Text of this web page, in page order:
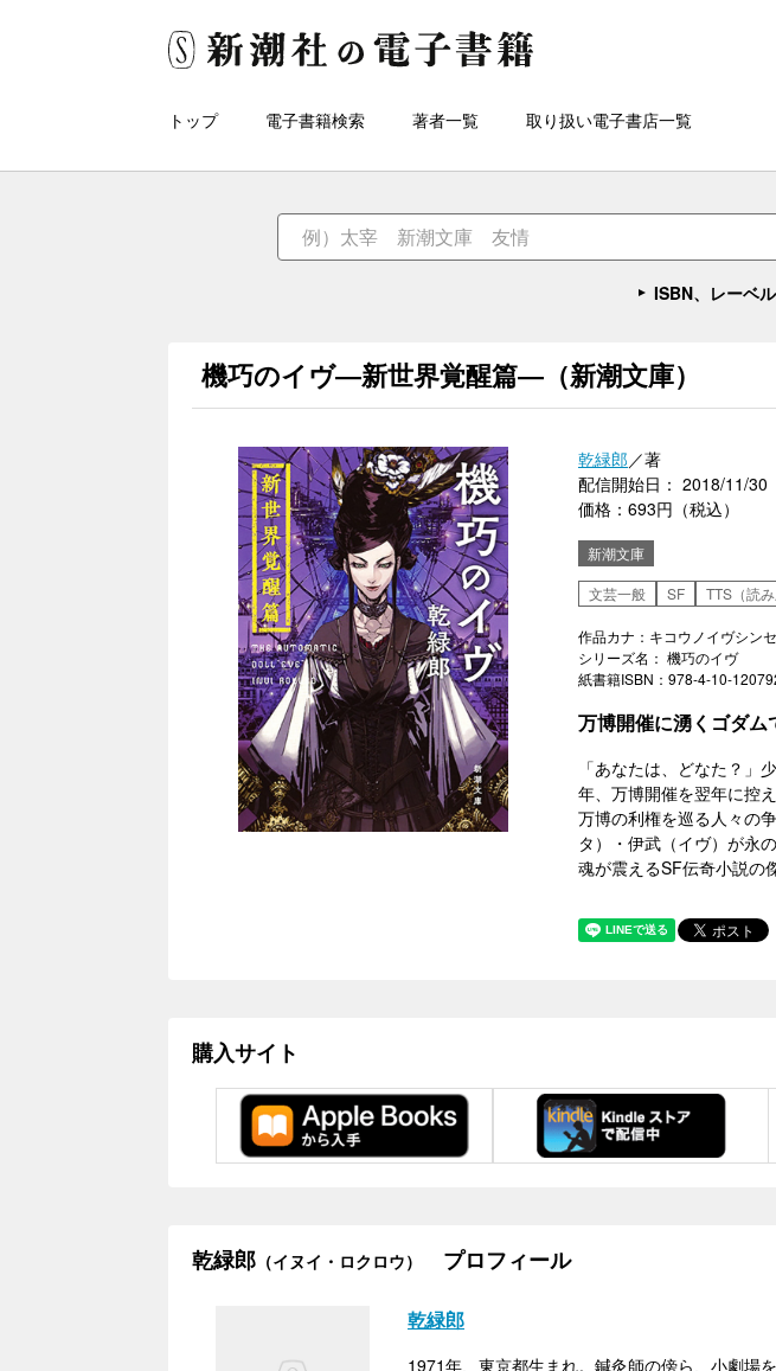
トップ 電子書籍検索 著者一覧 取り扱い電子書店一覧
ISBN、レーベ
機巧のイヴ―新世界覚醒篇―（新潮文庫）
乾緑郎／著
配信開始日： 2018/11/30
価格：693円（税込）
新潮文庫
文芸一般
SF TTS（読
作品カナ：キコウノイヴシン
シリーズ名： 機巧のイヴ
紙書籍ISBN：978-4-10-
万博開催に湧くゴダ
「あなたは、どなた？
年、万博開催を翌年に控
万博の利権を巡る人々の
タ）・伊武（イヴ）が永
魂が震えるSF伝奇小説の
購入サイト
乾緑郎 （イヌイ・ロクロウ） プロフィール
乾緑郎
1971年、東京都生まれ。鍼灸師の傍ら、小劇場